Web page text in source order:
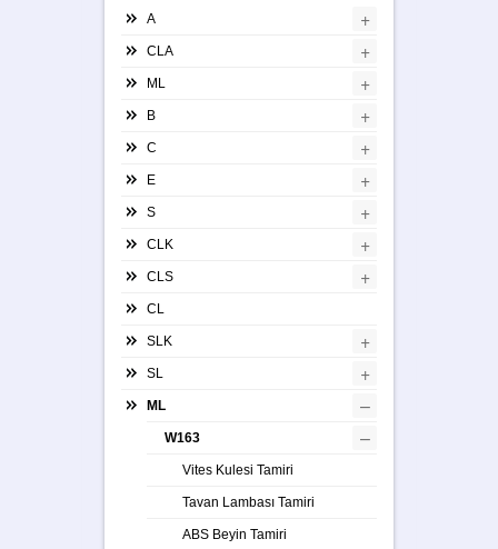
A +
CLA +
ML +
B +
C +
E +
S +
CLK +
CLS +
CL
SLK +
SL +
ML –
W163 –
Vites Kulesi Tamiri
Tavan Lambası Tamiri
ABS Beyin Tamiri